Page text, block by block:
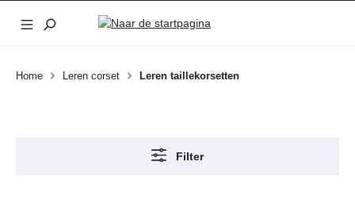
Ga naar de hoofdinhoud
Home Leren corset Leren taillekorsetten
Filter